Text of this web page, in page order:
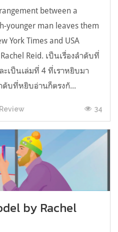
between a
younger man leaves them
York Times and USA
Reid. เป็นเรื่องลำดับที่
ะเป็นเล่มที่ 4 ที่เราหยิบมา
ดับที่หยิบอ่านก็ตรงกั...
34
by Rachel